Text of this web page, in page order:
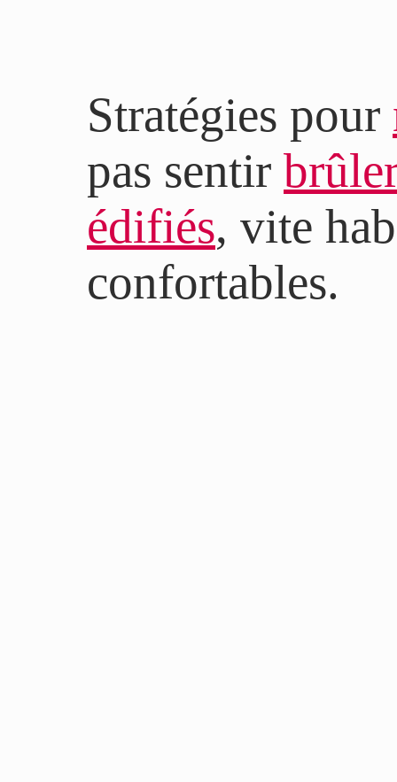
Stratégies pour
pas sentir brûler
édifiés, vite
confortables.